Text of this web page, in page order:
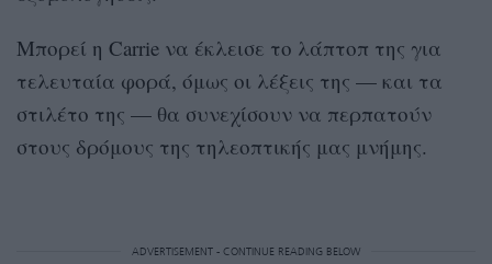
Μπορεί η Carrie να έκλεισε το λάπτοπ της για
τελευταία φορά, όμως οι λέξεις της — και τα
στιλέτο της — θα συνεχίσουν να περπατούν
στους δρόμους της τηλεοπτικής μας μνήμης.
ADVERTISEMENT - CONTINUE READING BELOW